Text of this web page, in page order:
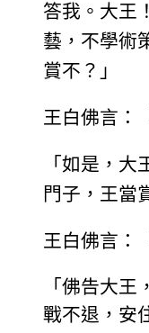
答我。大王
藝，不學術
賞不？」
王白佛言：
「如是，大
門子，王當
王白佛言：
「佛告大
戰不退，安